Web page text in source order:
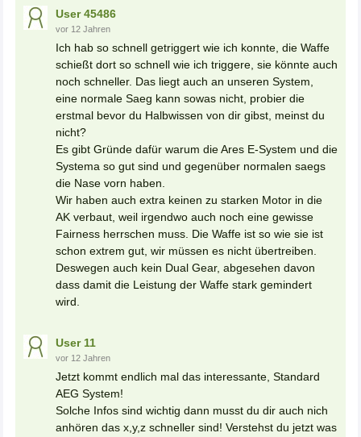
User 45486
vor 12 Jahren
Ich hab so schnell getriggert wie ich konnte, die Waffe
schießt dort so schnell wie ich triggere, sie könnte auch
noch schneller. Das liegt auch an unseren System,
eine normale Saeg kann sowas nicht, probier die
erstmal bevor du Halbwissen von dir gibst, meinst du
nicht?
Es gibt Gründe dafür warum die Ares E-System und die
Systema so gut sind und gegenüber normalen saegs
die Nase vorn haben.
Wir haben auch extra keinen zu starken Motor in die
AK verbaut, weil irgendwo auch noch eine gewisse
Fairness herrschen muss. Die Waffe ist so wie sie ist
schon extrem gut, wir müssen es nicht übertreiben.
Deswegen auch kein Dual Gear, abgesehen davon
dass damit die Leistung der Waffe stark gemindert
wird.
User 11
vor 12 Jahren
Jetzt kommt endlich mal das interessante, Standard
AEG System!
Solche Infos sind wichtig dann musst du dir auch nich
anhören das x,y,z schneller sind! Verstehst du jetzt was